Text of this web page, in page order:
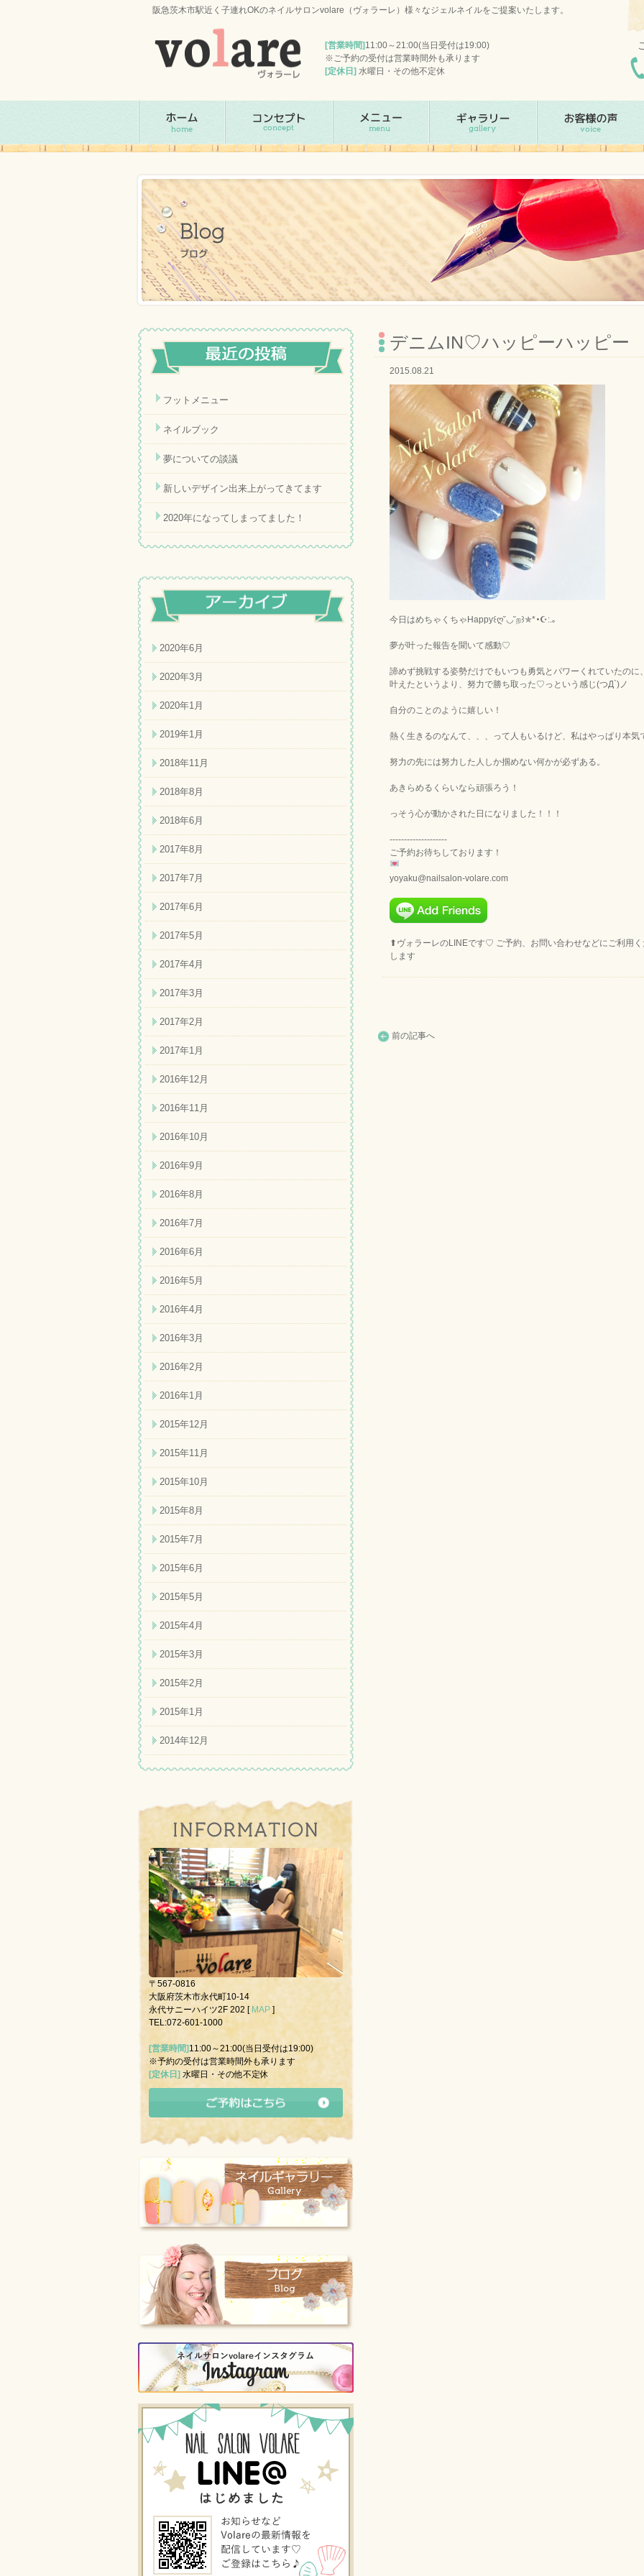
阪急茨木市駅近く子連れOKのネイルサロンvolare（ヴォラーレ）様々なジェルネイルをご提案いたします。
[営業時間] 11:00～21:00(当日受付は19:00)
※ご予約の受付は営業時間外も承ります
[定休日] 水曜日・その他不定休
デニムIN♡ハッピーハッピー
2015.08.21
今日はめちゃくちゃHappy꒰ღ˘◡˘ற꒱✯*･☪:.｡
夢が叶った報告を聞いて感動♡
諦めず挑戦する姿勢だけでもいつも勇気とパワーくれていたの
叶えたというより、努力で勝ち取った♡っという感じ(つД`)ノ
自分のことのように嬉しい！
努力の先には努力した人しか掴めない何かが必ずある。
あきらめるくらいなら頑張ろう！
っそう心が動かされた日になりました！！！
--------------------
ご予約お待ちしております！
yoyaku@nailsalon-volare.com
⬆︎ヴォラーレのLINEです♡ ご予約、お問い合わせなどにご利用
します
前の記事へ
フットメニュー
ネイルブック
夢についての談議
新しいデザイン出来上がってきてます
2020年になってしまってました！
2020年6月
2020年3月
2020年1月
2019年1月
2018年11月
2018年8月
2018年6月
2017年8月
2017年7月
2017年6月
2017年5月
2017年4月
2017年3月
2017年2月
2017年1月
2016年12月
2016年11月
2016年10月
2016年9月
2016年8月
2016年7月
2016年6月
2016年5月
2016年4月
2016年3月
2016年2月
2016年1月
2015年12月
2015年11月
2015年10月
2015年8月
2015年7月
2015年6月
2015年5月
2015年4月
2015年3月
2015年2月
2015年1月
2014年12月
〒567-0816
大阪府茨木市永代町10-14
永代サニーハイツ2F 202 [ MAP ]
TEL:072-601-1000
[営業時間]11:00～21:00(当日受付は19:00)
※予約の受付は営業時間外も承ります
[定休日] 水曜日・その他不定休